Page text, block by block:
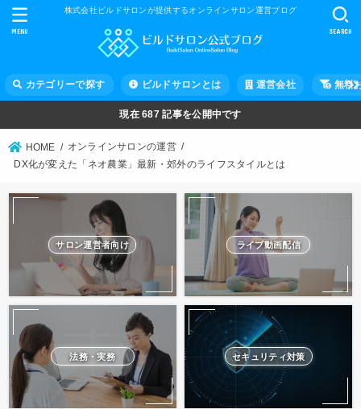
株式会社ビルドサロンが提供するオンラインサロン運営ブログ
カテゴリーで探す ビルドサロンとは 運営会社 無料
SEARCH
MENU
現在687 記事を公開中です
HOME
オンラインサロンの運営
DX化が変えた「ネオ農業」最新・郊外のライフスタイルとは
サロン運営者向け ライブ動画配信
法務・実務 セキュリティ対策